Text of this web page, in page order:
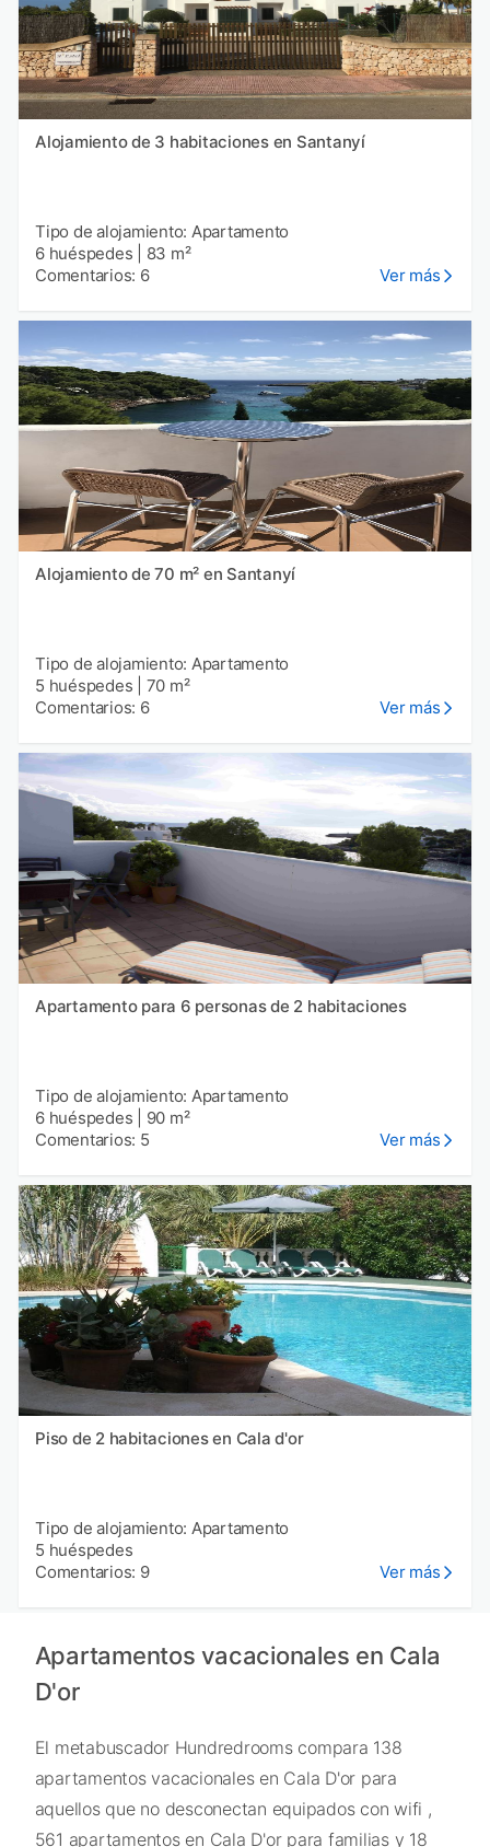
Alojamiento de 3 habitaciones en Santanyí
Tipo de alojamiento: Apartamento
6 huéspedes
83 m²
Comentarios: 6
Ver más
Alojamiento de 70 m² en Santanyí
Tipo de alojamiento: Apartamento
5 huéspedes
70 m²
Comentarios: 6
Ver más
Apartamento para 6 personas de 2 habitaciones
Tipo de alojamiento: Apartamento
6 huéspedes
90 m²
Comentarios: 5
Ver más
Piso de 2 habitaciones en Cala d'or
Tipo de alojamiento: Apartamento
5 huéspedes
Comentarios: 9
Ver más
Apartamentos vacacionales en Cala
D'or
El metabuscador Hundredrooms compara 138
apartamentos vacacionales en Cala D'or para
aquellos que no desconectan equipados con wifi ,
561 apartamentos en Cala D'or para familias y 18